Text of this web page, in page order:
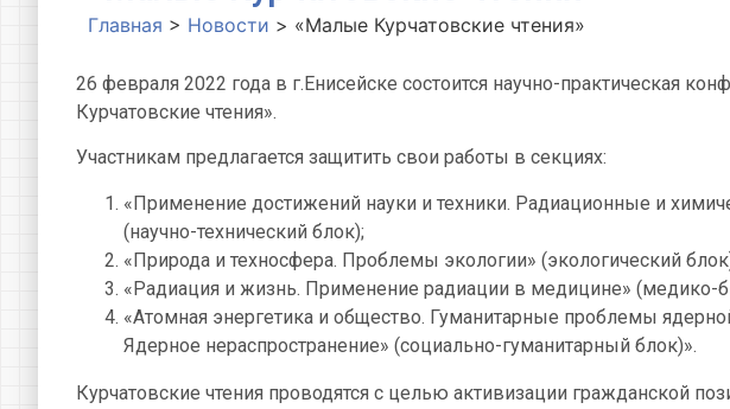
Главная > Новости > «Малые Курчатовские чтения»
26 февраля 2022 года в г.Енисейске состоится научно-практическая
Курчатовские чтения».
Участникам предлагается защитить свои работы в секциях:
«Применение достижений науки и техники. Радиационные и
(научно-технический блок);
«Природа и техносфера. Проблемы экологии» (экологический
«Радиация и жизнь. Применение радиации в медицине» (медико-
«Атомная энергетика и общество. Гуманитарные проблемы
Ядерное нераспространение» (социально-гуманитарный блок)».
Курчатовские чтения проводятся с целью активизации гражданской